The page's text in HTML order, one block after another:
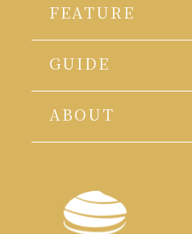
FEATURE
GUIDE
ABOUT